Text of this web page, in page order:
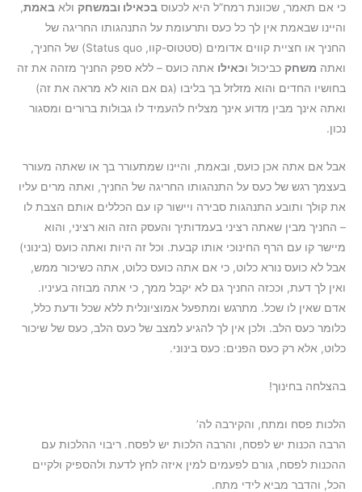
כי אם תאמר, שכוונת רמח”ל היא לכעוס בכאילו ובמשחק ולא באמת,
והיינו שבאמת אין לך כל כעס ותרעומת על התנהגותו החריגה של
החניך או חציית קווים אדומים (סטטוס-קוו, Status quo) של החניך,
ואתה משחק כביכול וכאילו אתה כועס – ללא ספק החניך מזהה את זה
בחושיו החדים והוא מזלזל בך בליבו (גם אם הוא לא מראה את זה)
ואתה אינך מבין מדוע אינך מצליח להעמיד לו גבולות ברורים ומסגור
נכון.
אבל אם אתה אכן כועס, ובאמת, והיינו שמתעורר בך או שאתה מעורר
בעצמך רגש של כעס על התנהגותו החריגה של החניך, ואתה מרים עליו
את קולך ותובע התנהגות סבירה ויישור קו עם הכללים אותם הצבת לו
– החניך מבין שאתה רציני בעמדותיך והעסק הזה הוא רציני, והוא
מיישר קו עם הרף החינוכי אותו קבעת. וכל זה היות ואתה כועס (בינוני)
אבל לא כועס נורא כלוט, כי אם אתה כועס כלוט, אתה כשיכור ממש,
ואין לך דעת, וככזה החניך גם לא יקבל ממך, כי אתה מבוזה בעיניו.
אדם שאין לו שכל. מתרגש ומתפעל אמוציונלית ללא שכל ודעת כלל,
כלומר כעס הלב. ולכן אין לך להגיע למצב של כעס הלב, כעס של שיכור
כלוט, אלא רק כעס הפנים: כעס בינוני.
בהצלחה בחינוך!
הלכות פסח ומתח, והקירבה לה’
הרבה הכנות יש לפסח, והרבה הלכות יש לפסח. ריבוי ההלכות עם
ההכנות לפסח, גורם לפעמים למין איזה לחץ לדעת ולהספיק ולקיים
הכל, והדבר מביא לידי מתח.